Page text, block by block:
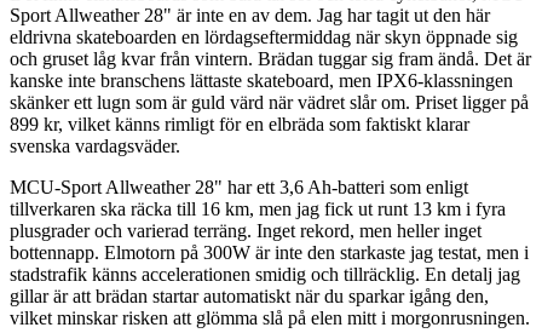
Sport Allweather 28" är inte en av dem. Jag har tagit ut den här
eldrivna skateboarden en lördagseftermiddag när skyn öppnade sig
och gruset låg kvar från vintern. Brädan tuggar sig fram ändå. Det är
kanske inte branschens lättaste skateboard, men IPX6-klassningen
skänker ett lugn som är guld värd när vädret slår om. Priset ligger på
899 kr, vilket känns rimligt för en elbräda som faktiskt klarar
svenska vardagsväder.
MCU-Sport Allweather 28" har ett 3,6 Ah-batteri som enligt
tillverkaren ska räcka till 16 km, men jag fick ut runt 13 km i fyra
plusgrader och varierad terräng. Inget rekord, men heller inget
bottennapp. Elmotorn på 300W är inte den starkaste jag testat, men i
stadstrafik känns accelerationen smidig och tillräcklig. En detalj jag
gillar är att brädan startar automatiskt när du sparkar igång den,
vilket minskar risken att glömma slå på elen mitt i morgonrusningen.